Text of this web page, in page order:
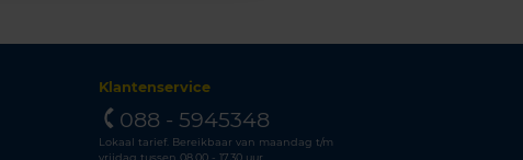
Klantenservice
088 - 5945348
Lokaal tarief. Bereikbaar van maandag t/m
vrijdag tussen 08.00 - 17.30 uur.